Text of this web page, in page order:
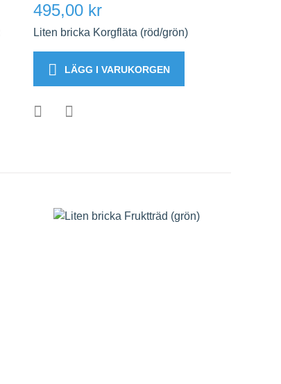
495,00 kr
Liten bricka Korgfläta (röd/grön)
LÄGG I VARUKORGEN